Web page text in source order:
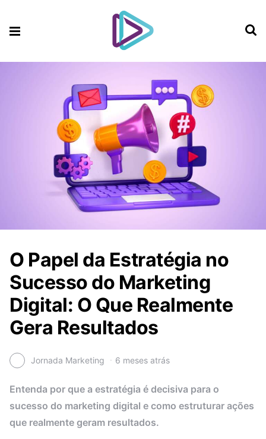
O Papel da Estratégia no
Sucesso do Marketing
Digital: O Que Realmente
Gera Resultados
Jornada Marketing 6 meses atrás
Entenda por que a estratégia é decisiva para o
sucesso do marketing digital e como estruturar ações
que realmente geram resultados.